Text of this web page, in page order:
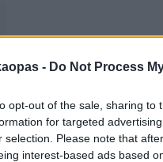
- Do Not Process
opt-out of the sale, sharing
for targeted
selection. Please note that
interest-based ads based